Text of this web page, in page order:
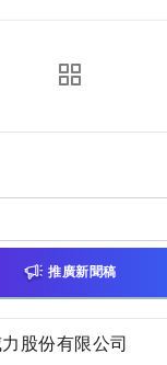
推廣新聞稿
股份有限公司